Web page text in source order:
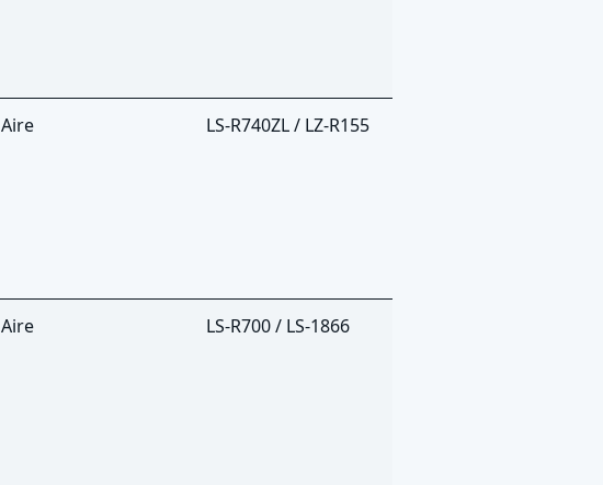
Aire LS-R740ZL / LZ-R155
Aire LS-R700 / LS-1866